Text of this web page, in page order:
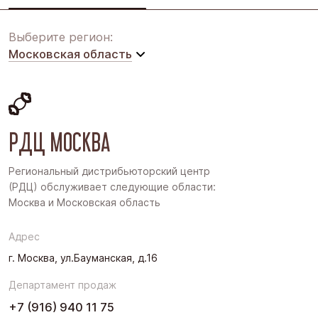
Выберите регион:
Московская область
Восточная Сибирь
Дальний Восток
Поволжье
Урал
РДЦ МОСКВА
Региональный дистрибьюторский центр
(РДЦ) обслуживает следующие области:
Москва и Московская область
Адрес
г. Москва, ул.Бауманская, д.16
Департамент продаж
+7 (916) 940 11 75